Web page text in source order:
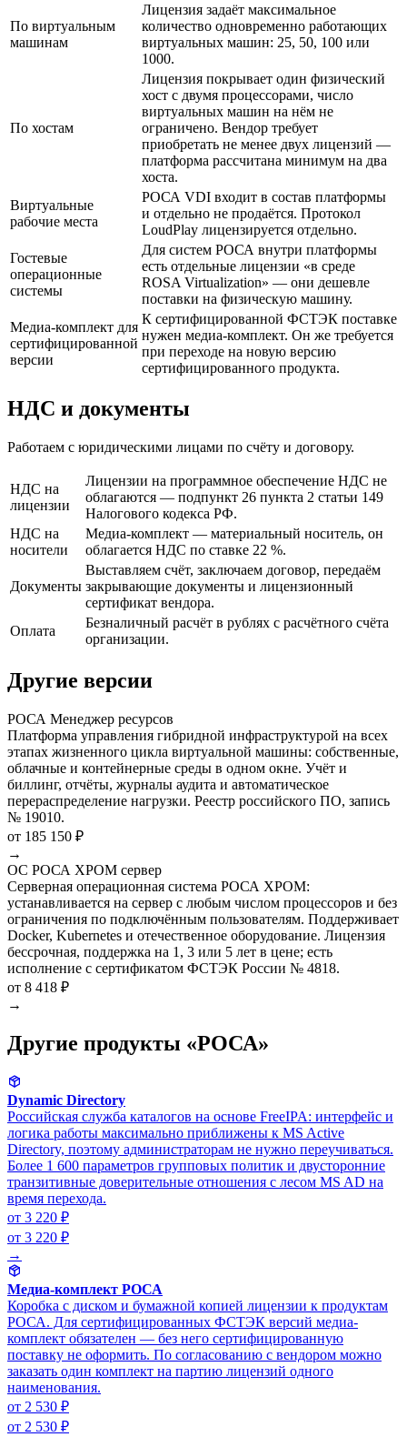
По виртуальным
машинам
Лицензия задаёт максимальное
количество одновременно работающих
виртуальных машин: 25, 50, 100 или
1000.
По хостам
Лицензия покрывает один физический
хост с двумя процессорами, число
виртуальных машин на нём не
ограничено. Вендор требует
приобретать не менее двух лицензий —
платформа рассчитана минимум на два
хоста.
Виртуальные
рабочие места
РОСА VDI входит в состав платформы
и отдельно не продаётся. Протокол
LoudPlay лицензируется отдельно.
Гостевые
операционные
системы
Для систем РОСА внутри платформы
есть отдельные лицензии «в среде
ROSA Virtualization» — они дешевле
поставки на физическую машину.
Медиа-комплект для
сертифицированной
версии
К сертифицированной ФСТЭК поставке
нужен медиа-комплект. Он же требуется
при переходе на новую версию
сертифицированного продукта.
НДС и документы
Работаем с юридическими лицами по счёту и договору.
НДС на
лицензии
Лицензии на программное обеспечение НДС не
облагаются — подпункт 26 пункта 2 статьи 149
Налогового кодекса РФ.
НДС на
носители
Медиа-комплект — материальный носитель, он
облагается НДС по ставке 22 %.
Документы
Выставляем счёт, заключаем договор, передаём
закрывающие документы и лицензионный
сертификат вендора.
Оплата
Безналичный расчёт в рублях с расчётного счёта
организации.
Другие версии
РОСА Менеджер ресурсов
Платформа управления гибридной инфраструктурой на всех
этапах жизненного цикла виртуальной машины: собственные,
облачные и контейнерные среды в одном окне. Учёт и
биллинг, отчёты, журналы аудита и автоматическое
перераспределение нагрузки. Реестр российского ПО, запись
№ 19010.
от 185 150 ₽
→
ОС РОСА ХРОМ сервер
Серверная операционная система РОСА ХРОМ:
устанавливается на сервер с любым числом процессоров и без
ограничения по подключённым пользователям. Поддерживает
Docker, Kubernetes и отечественное оборудование. Лицензия
бессрочная, поддержка на 1, 3 или 5 лет в цене; есть
исполнение с сертификатом ФСТЭК России № 4818.
от 8 418 ₽
→
Другие продукты «РОСА»
Dynamic Directory
Российская служба каталогов на основе FreeIPA: интерфейс и
логика работы максимально приближены к MS Active
Directory, поэтому администраторам не нужно переучиваться.
Более 1 600 параметров групповых политик и двусторонние
транзитивные доверительные отношения с лесом MS AD на
время перехода.
от 3 220 ₽
от 3 220 ₽
→
Медиа-комплект РОСА
Коробка с диском и бумажной копией лицензии к продуктам
РОСА. Для сертифицированных ФСТЭК версий медиа-
комплект обязателен — без него сертифицированную
поставку не оформить. По согласованию с вендором можно
заказать один комплект на партию лицензий одного
наименования.
от 2 530 ₽
от 2 530 ₽